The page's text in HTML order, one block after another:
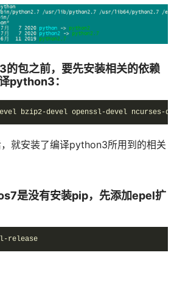
包之前，要先安装相关的依赖
python3：
bzip2-devel openssl-devel ncurses-
就安装了编译python3所用到的相关
是没有安装pip，先添加epel扩
release